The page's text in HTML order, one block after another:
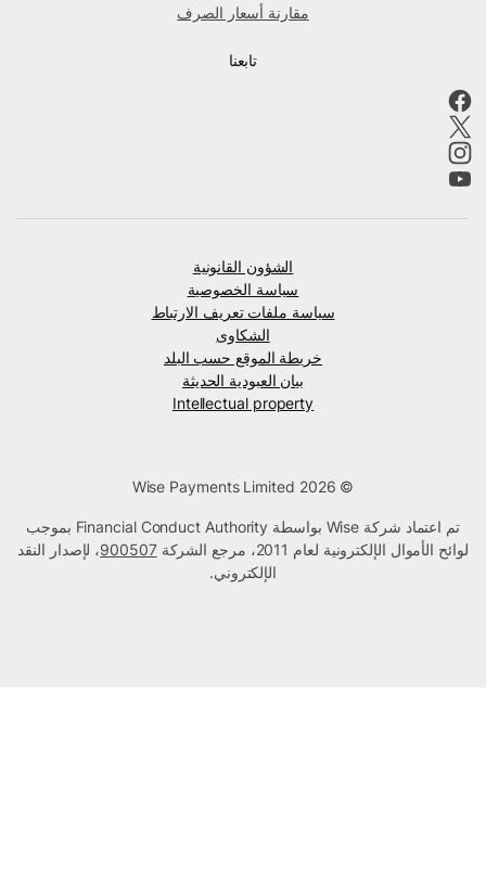
مقارنة أسعار الصرف
تابعنا
الشؤون القانونية
سياسة الخصوصية
سياسة ملفات تعريف الارتباط
الشكاوى
خريطة الموقع حسب البلد
بيان العبودية الحديثة
Intellectual property
تم اعتماد شركة Wise بواسطة Financial Conduct Authority بموجب
لوائح الأموال الإلكترونية لعام 2011، مرجع الشركة
900507، لإصدار النقد
الإلكتروني.